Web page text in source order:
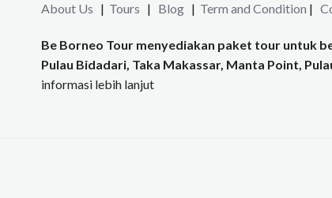
About Us | Tours | Blog | Term and Condition |
Be Borneo Tour menyediakan paket tour untuk
Pulau Bidadari, Taka Makassar, Manta Point,
informasi lebih lanjut